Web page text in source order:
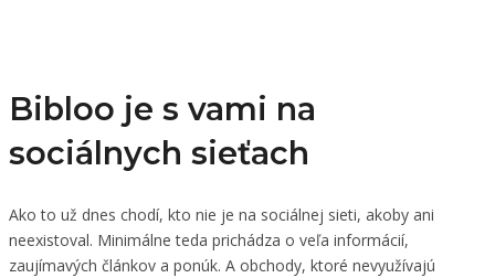
Bibloo je s vami na
sociálnych sieťach
Ako to už dnes chodí, kto nie je na sociálnej sieti, akoby ani
neexistoval. Minimálne teda prichádza o veľa informácií,
zaujímavých článkov a ponúk. A obchody, ktoré nevyužívajú